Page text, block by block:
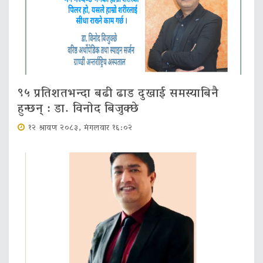
९५ प्रतिशतभन्दा बढी ढाड दुखाई समस्याबिनै
हुन्छन् : डा. विनोद बिजुक्छे
१२ श्रावण २०८३, मंगलवार १६:०२